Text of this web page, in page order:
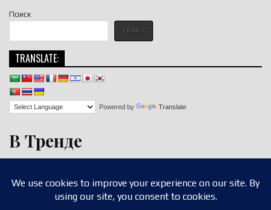
Поиск
Поиск
TRANSLATE:
Powered by Translate
В Тренде
Copyright © 2026 nigroll.com